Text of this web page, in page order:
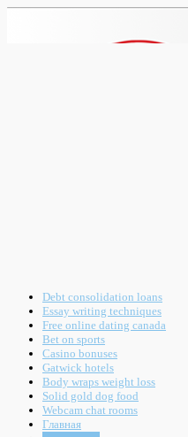
Debt consolidation loans
Essay writing techniques
Free online dating canada
Bet on sports
Casino bonuses
Gatwick hotels
Body wraps weight loss
Solid gold dog food
Webcam chat rooms
Главная